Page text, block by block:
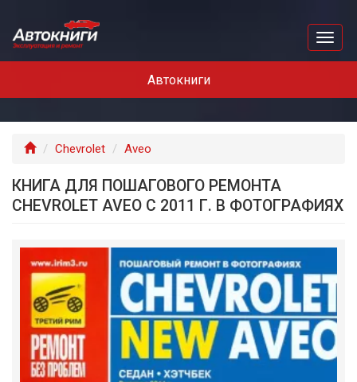
Автокниги
ГлавнаяChevrolet Aveo
КНИГА ДЛЯ ПОШАГОВОГО РЕМОНТА
CHEVROLET AVEO С 2011 Г. В ФОТОГРАФИЯХ